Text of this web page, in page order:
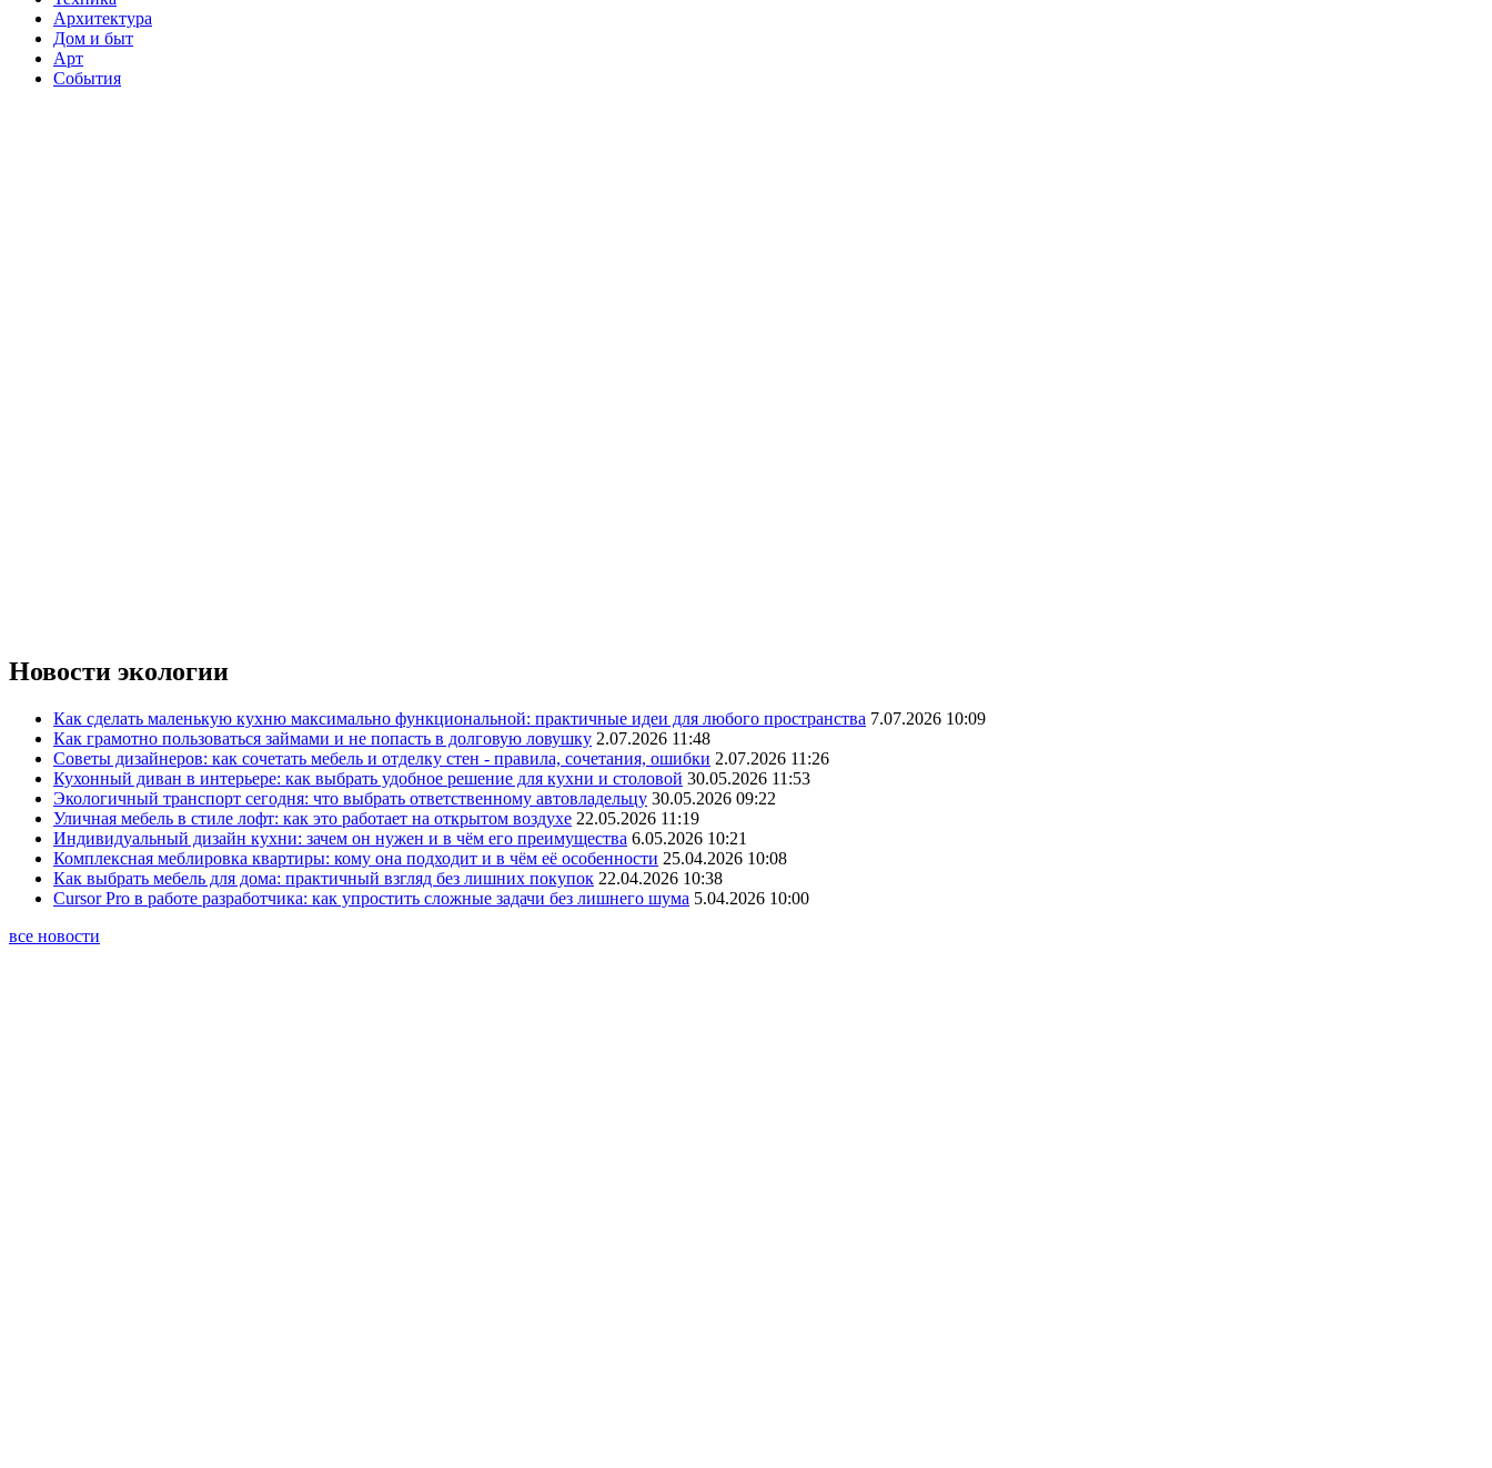
Архитектура
Дом и быт
Арт
События
Новости экологии
Как сделать маленькую кухню максимально функциональной: практичные идеи для любого пространства 7.07.2026 10:09
Как грамотно пользоваться займами и не попасть в долговую ловушку 2.07.2026 11:48
Советы дизайнеров: как сочетать мебель и отделку стен - правила, сочетания, ошибки 2.07.2026 11:26
Кухонный диван в интерьере: как выбрать удобное решение для кухни и столовой 30.05.2026 11:53
Экологичный транспорт сегодня: что выбрать ответственному автовладельцу 30.05.2026 09:22
Уличная мебель в стиле лофт: как это работает на открытом воздухе 22.05.2026 11:19
Индивидуальный дизайн кухни: зачем он нужен и в чём его преимущества 6.05.2026 10:21
Комплексная меблировка квартиры: кому она подходит и в чём её особенности 25.04.2026 10:08
Как выбрать мебель для дома: практичный взгляд без лишних покупок 22.04.2026 10:38
Cursor Pro в работе разработчика: как упростить сложные задачи без лишнего шума 5.04.2026 10:00
все новости